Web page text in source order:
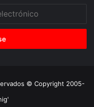
© Copyright 2005-